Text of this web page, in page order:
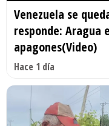
Venezuela se
responde: Aragua
apagones(Video)
Hace 1 día